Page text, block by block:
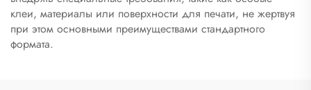
клеи, материалы или поверхности для печати, не жертвуя
при этом основными преимуществами стандартного
формата.